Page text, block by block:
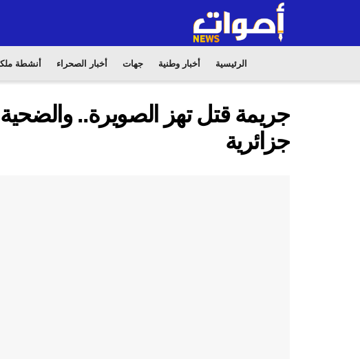
الرئيسية أخبار وطنية جهات أخبار الصحراء أنشطة
جريمة قتل تهز الصويرة..
جزائرية